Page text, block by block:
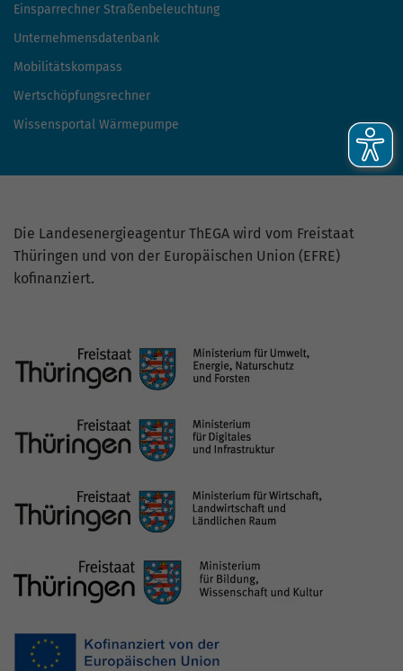
Einsparrechner Straßenbeleuchtung
Unternehmensdatenbank
Mobilitätskompass
Wertschöpfungsrechner
Wissensportal Wärmepumpe
Die Landesenergieagentur ThEGA wird vom Freistaat
Thüringen und von der Europäischen Union (EFRE)
kofinanziert.